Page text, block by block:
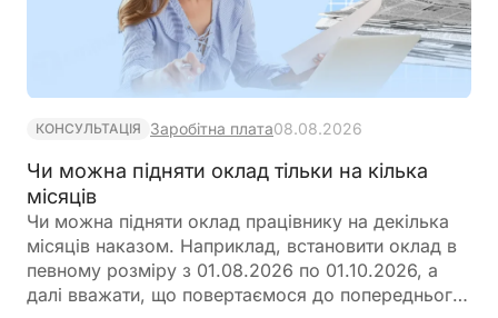
КОНСУЛЬТАЦІЯ Заробітна плата08.08.2026
Чи можна підняти оклад тільки на кілька
місяців
Чи можна підняти оклад працівнику на декілька
місяців наказом. Наприклад, встановити оклад в
певному розміру з 01.08.2026 по 01.10.2026, а
далі вважати, що повертаємося до попереднього